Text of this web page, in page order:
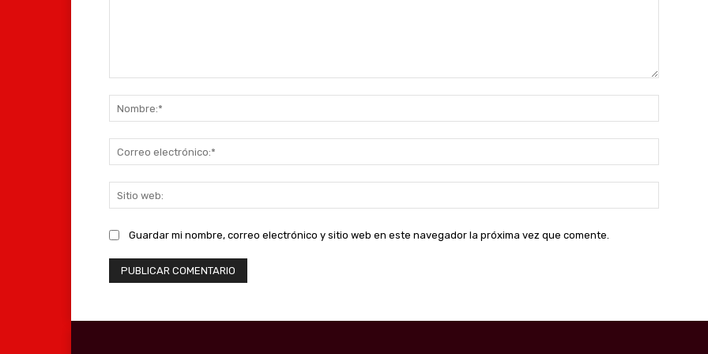
web:
Guardar mi nombre, correo electrónico y sitio web en este navegador la próxima vez que comente.